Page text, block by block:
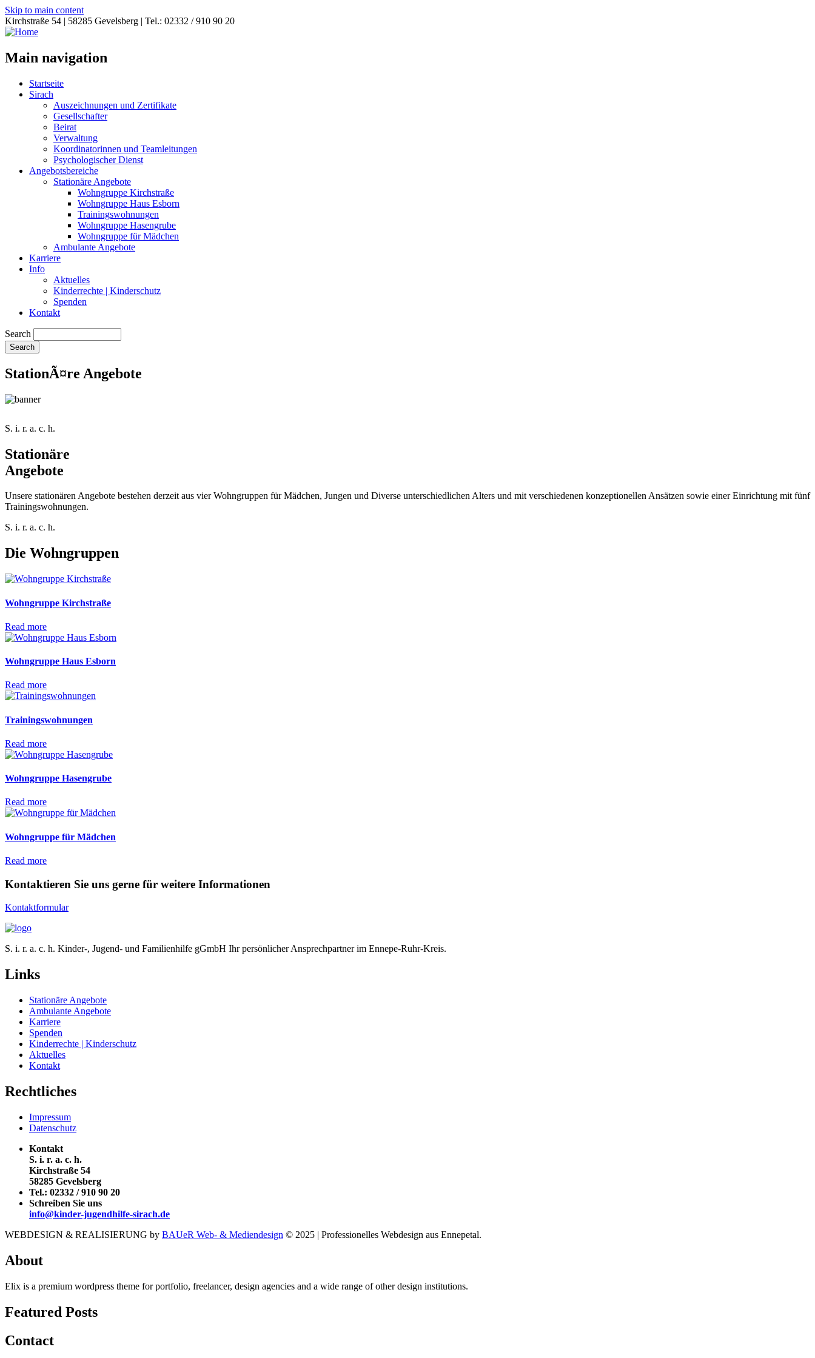
Skip to main content
Kirchstraße 54 | 58285 Gevelsberg | Tel.: 02332 / 910 90 20
Main navigation
Startseite
Sirach
Auszeichnungen und Zertifikate
Gesellschafter
Beirat
Verwaltung
Koordinatorinnen und Teamleitungen
Psychologischer Dienst
Angebotsbereiche
Stationäre Angebote
Wohngruppe Kirchstraße
Wohngruppe Haus Esborn
Trainingswohnungen
Wohngruppe Hasengrube
Wohngruppe für Mädchen
Ambulante Angebote
Karriere
Info
Aktuelles
Kinderrechte | Kinderschutz
Spenden
Kontakt
Search
StationÃ¤re Angebote
S. i. r. a. c. h.
Stationäre
Angebote
Unsere stationären Angebote bestehen derzeit aus vier Wohngruppen für Mädchen, Jungen und Diverse unterschiedlichen Alters und mit verschiedenen konzeptionellen Ansätzen sowie einer Einrichtung mit fünf
Trainingswohnungen.
S. i. r. a. c. h.
Die Wohngruppen
Wohngruppe Kirchstraße
Read more
Wohngruppe Haus Esborn
Read more
Trainingswohnungen
Read more
Wohngruppe Hasengrube
Read more
Wohngruppe für Mädchen
Read more
Kontaktieren Sie uns gerne für weitere Informationen
Kontaktformular
S. i. r. a. c. h. Kinder-, Jugend- und Familienhilfe gGmbH Ihr persönlicher Ansprechpartner im Ennepe-Ruhr-Kreis.
Links
Stationäre Angebote
Ambulante Angebote
Karriere
Spenden
Kinderrechte | Kinderschutz
Aktuelles
Kontakt
Rechtliches
Impressum
Datenschutz
Kontakt
S. i. r. a. c. h.
Kirchstraße 54
58285 Gevelsberg
Tel.: 02332 / 910 90 20
Schreiben Sie uns
info@kinder-jugendhilfe-sirach.de
WEBDESIGN & REALISIERUNG by BAUeR Web- & Mediendesign © 2025 | Professionelles Webdesign aus Ennepetal.
About
Elix is a premium wordpress theme for portfolio, freelancer, design agencies and a wide range of other design institutions.
Featured Posts
Contact